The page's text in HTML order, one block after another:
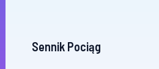
Sennik Pociąg